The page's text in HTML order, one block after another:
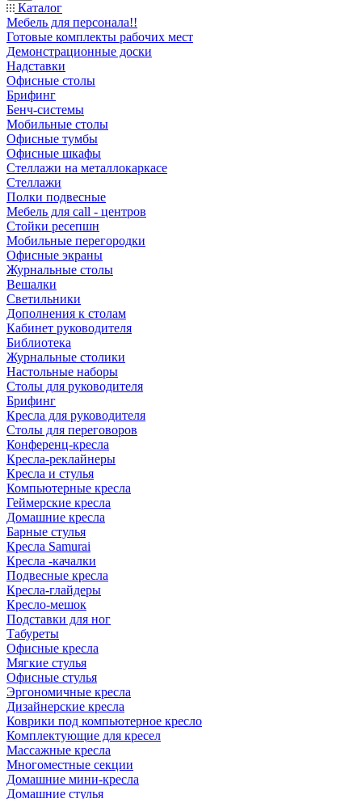
Каталог
Мебель для персонала!!
Готовые комплекты рабочих мест
Демонстрационные доски
Надставки
Офисные столы
Брифинг
Бенч-системы
Мобильные столы
Офисные тумбы
Офисные шкафы
Стеллажи на металлокаркасе
Стеллажи
Полки подвесные
Мебель для call - центров
Стойки ресепшн
Мобильные перегородки
Офисные экраны
Журнальные столы
Вешалки
Светильники
Дополнения к столам
Кабинет руководителя
Библиотека
Журнальные столики
Настольные наборы
Столы для руководителя
Брифинг
Кресла для руководителя
Столы для переговоров
Конференц-кресла
Кресла-реклайнеры
Кресла и стулья
Компьютерные кресла
Геймерские кресла
Домашние кресла
Барные стулья
Кресла Samurai
Кресла -качалки
Подвесные кресла
Кресла-глайдеры
Кресло-мешок
Подставки для ног
Табуреты
Офисные кресла
Мягкие стулья
Офисные стулья
Эргономичные кресла
Дизайнерские кресла
Коврики под компьютерное кресло
Комплектующие для кресел
Массажные кресла
Многоместные секции
Домашние мини-кресла
Домашние стулья